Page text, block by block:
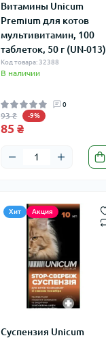
Витамины Unicum
Рremium для котов
мультивитамин, 100
таблеток, 50 г (UN-013)
Код товара: 32388
В наличии
0
93 ₴ -9%
85 ₴
Хит Акция
Суспензия Unicum